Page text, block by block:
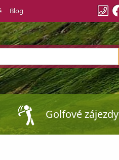
Blog
Golfové zájezdy